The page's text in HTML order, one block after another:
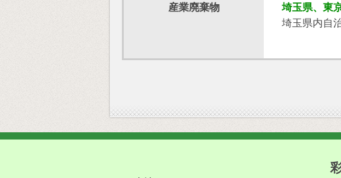
産業廃棄物
埼玉県、東
埼玉県内自